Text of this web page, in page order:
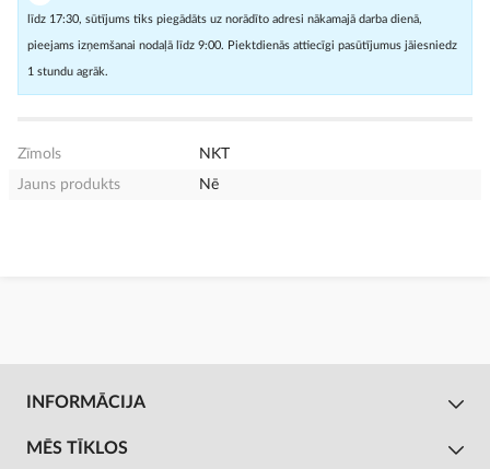
līdz 17:30, sūtījums tiks piegādāts uz norādīto adresi nākamajā darba dienā,
pieejams izņemšanai nodaļā līdz 9:00. Piektdienās attiecīgi pasūtījumus jāiesniedz
1 stundu agrāk.
Zīmols
NKT
Jauns produkts
Nē
INFORMĀCIJA
MĒS TĪKLOS